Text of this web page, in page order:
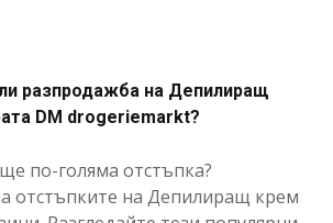
разпродажба на Депилиращ
DM drogeriemarkt?
по-голяма отстъпка?
отстъпките на Депилиращ крем